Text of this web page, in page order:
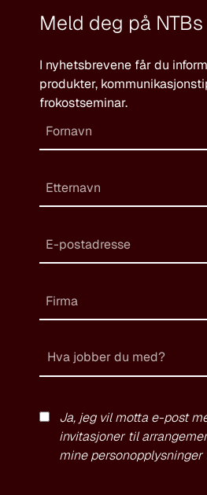
Meld deg på
I nyhetsbrevene får du
produkter,
frokostseminar.
Hva jobber du med?
Ja, jeg vil motta e-post
invitasjoner til
mine personopplysninger